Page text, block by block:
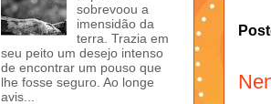
sobrevoou a
imensidão da
terra. Trazia em
seu peito um desejo intenso
de encontrar um pouso que
lhe fosse seguro. Ao longe
avis...